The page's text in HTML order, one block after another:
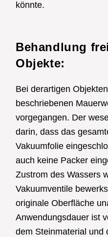
könnte.
Behandlung
Objekte:
Bei derartigen
beschriebenen
vorgegangen. Der
darin, dass das
Vakuumfolie
auch keine Packer
Zustrom des Wassers
Vakuumventile
originale Oberfläche
Anwendungsdauer ist
dem Steinmaterial und